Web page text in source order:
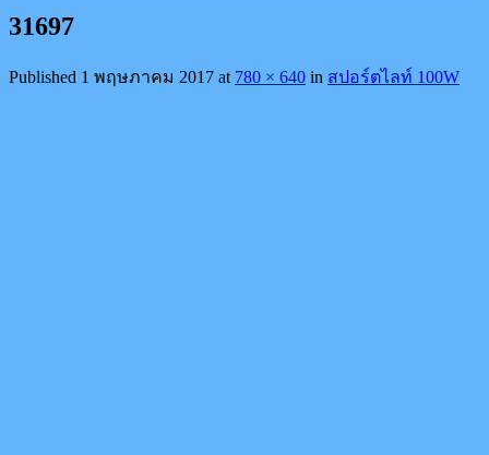
31697
Published 1 พฤษภาคม 2017 at 780 × 640 in สปอร์ตไลท์ 100W